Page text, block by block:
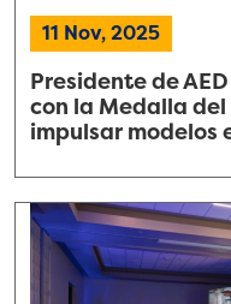
11 Nov, 2025
Presidente de
con la Medalla
impulsar modelos